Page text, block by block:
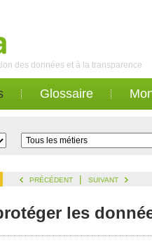
des données et à la transparence
Glossaire
PRÉCÉDENT | SUIVANT
les